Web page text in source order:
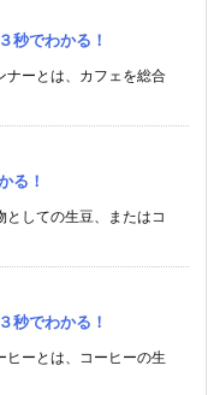
秒でわかる！
ナーとは、カフェを総合
る！
としての生豆、またはコ
秒でわかる！
ヒーとは、コーヒーの生